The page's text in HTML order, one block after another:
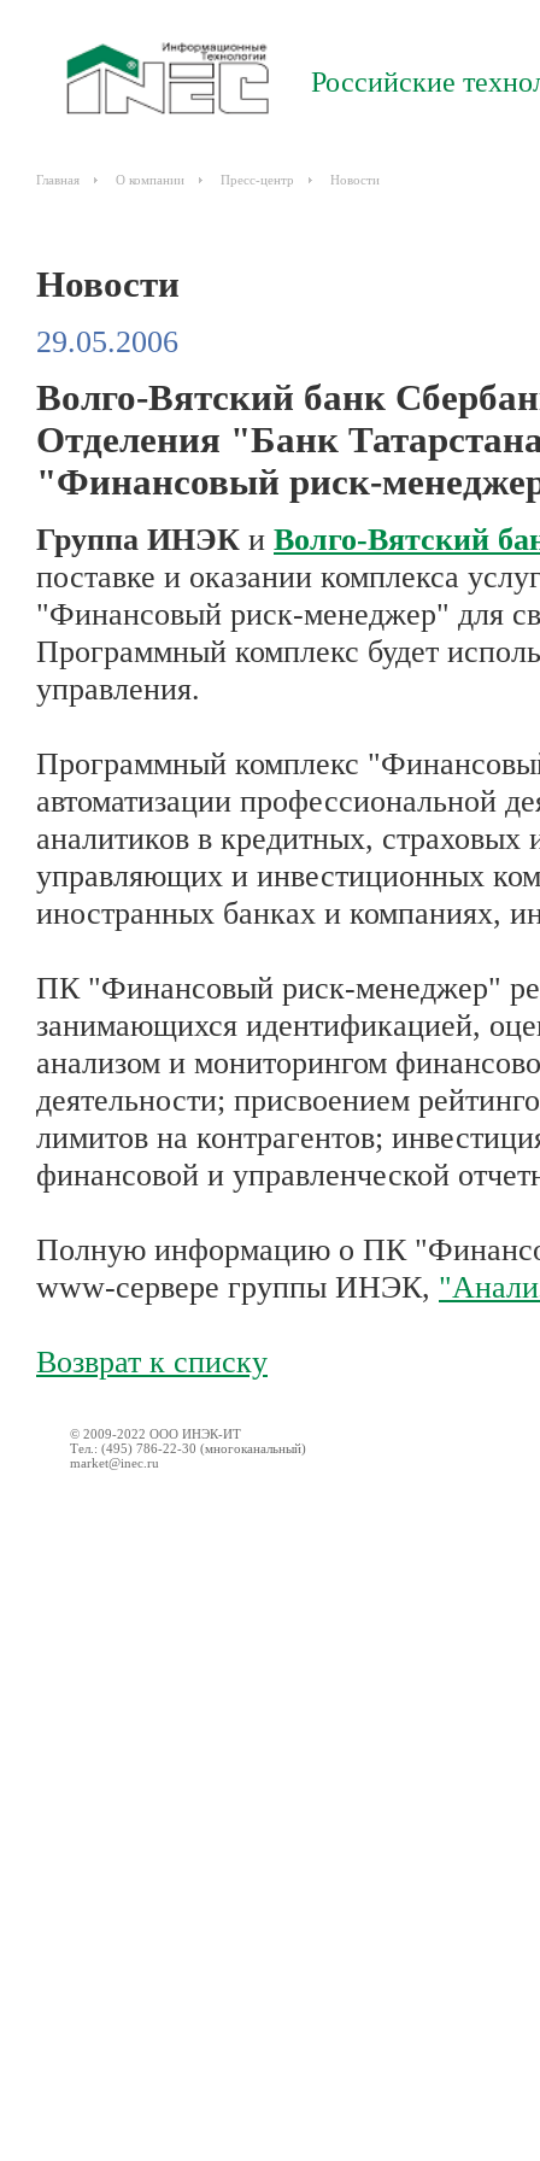
Российские
Главная О компании Пресс-центр Новости
Новости
29.05.2006
Волго-Вятский банк
Отделения "Банк
"Финансовый риск-
Группа ИНЭК и Волго-Вятский
поставке и оказании комплекса
"Финансовый риск-менеджер" для
Программный комплекс будет
управления.
Программный комплекс
автоматизации профессиональной
аналитиков в кредитных, страховых
управляющих и инвестиционных
иностранных банках и компаниях,
ПК "Финансовый риск-менеджер"
занимающихся идентификацией,
анализом и мониторингом
деятельности; присвоением
лимитов на контрагентов;
финансовой и управленческой
Полную информацию о ПК
www-сервере группы ИНЭК,
Возврат к списку
© 2009-2022 ООО ИНЭК-ИТ
Тел.: (495) 786-22-30 (многоканальный)
market@inec.ru